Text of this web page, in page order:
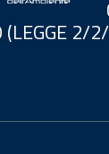
(LEGGE 2/